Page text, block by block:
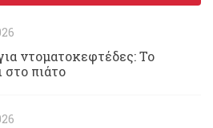
ντοματοκεφτέδες: Το
στο πιάτο